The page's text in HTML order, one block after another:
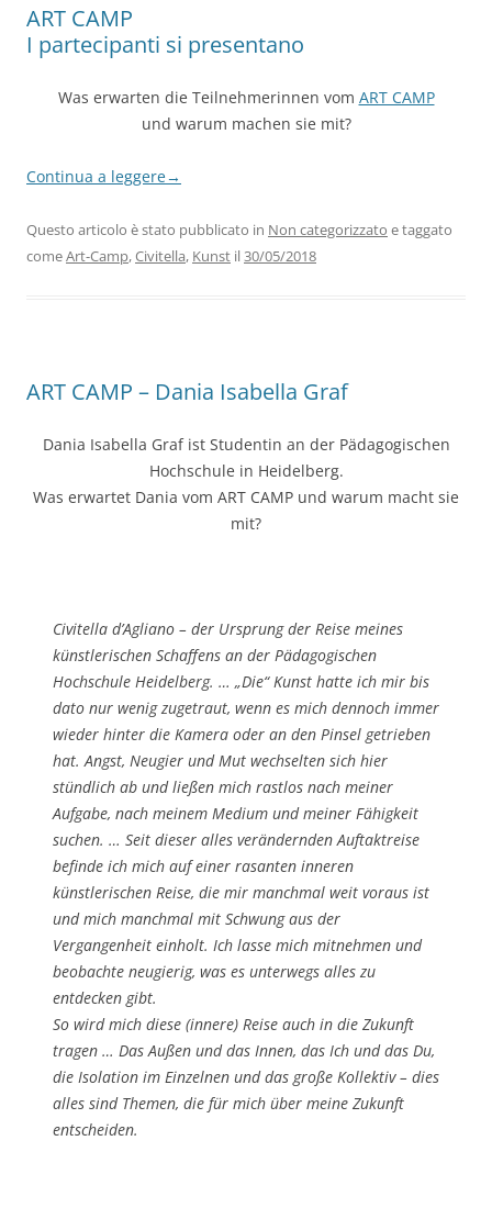
ART CAMP
I partecipanti si presentano
Was erwarten die Teilnehmerinnen vom ART CAMP
und warum machen sie mit?
Continua a leggere→
Questo articolo è stato pubblicato in Non categorizzato e taggato
comeArt-Camp,Civitella, Kunst il30/05/2018
ART CAMP – Dania Isabella Graf
Dania Isabella Graf ist Studentin an der Pädagogischen
Hochschule in Heidelberg.
Was erwartet Dania vom ART CAMP und warum macht sie
mit?
Civitella d’Agliano – der Ursprung der Reise meines
künstlerischen Schaffens an der Pädagogischen
Hochschule Heidelberg. … „Die“ Kunst hatte ich mir bis
dato nur wenig zugetraut, wenn es mich dennoch immer
wieder hinter die Kamera oder an den Pinsel getrieben
hat. Angst, Neugier und Mut wechselten sich hier
stündlich ab und ließen mich rastlos nach meiner
Aufgabe, nach meinem Medium und meiner Fähigkeit
suchen. … Seit dieser alles verändernden Auftaktreise
befinde ich mich auf einer rasanten inneren
künstlerischen Reise, die mir manchmal weit voraus ist
und mich manchmal mit Schwung aus der
Vergangenheit einholt. Ich lasse mich mitnehmen und
beobachte neugierig, was es unterwegs alles zu
entdecken gibt.
So wird mich diese (innere) Reise auch in die Zukunft
tragen … Das Außen und das Innen, das Ich und das Du,
die Isolation im Einzelnen und das große Kollektiv – dies
alles sind Themen, die für mich über meine Zukunft
entscheiden.